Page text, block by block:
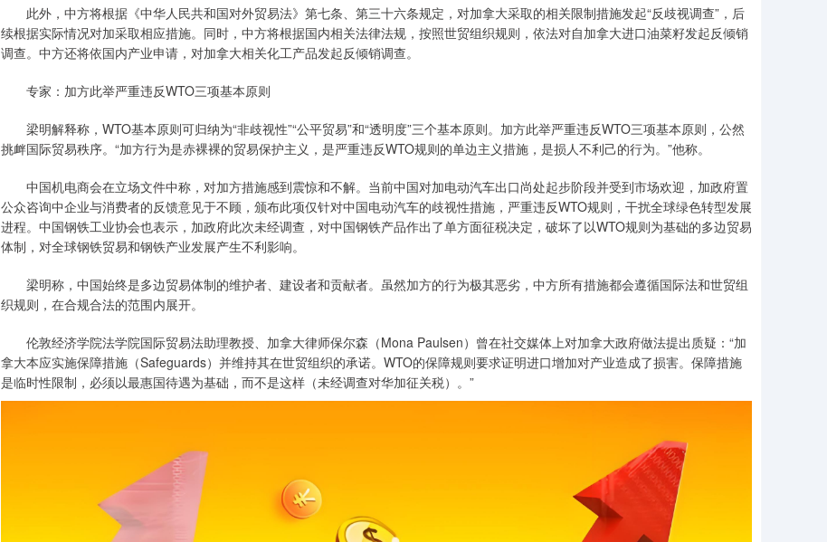
此外，中方将根据《中华人民共和国对外贸易法》第七条、第三十六条规定，对加拿大采取的相关限制措施发起“反歧视调查”，后
续根据实际情况对加采取相应措施。同时，中方将根据国内相关法律法规，按照世贸组织规则，依法对自加拿大进口油菜籽发起反倾销
调查。中方还将依国内产业申请，对加拿大相关化工产品发起反倾销调查。
专家：加方此举严重违反WTO三项基本原则
梁明解释称，WTO基本原则可归纳为“非歧视性”“公平贸易”和“透明度”三个基本原则。加方此举严重违反WTO三项基本原则，公然
挑衅国际贸易秩序。“加方行为是赤裸裸的贸易保护主义，是严重违反WTO规则的单边主义措施，是损人不利己的行为。”他称。
中国机电商会在立场文件中称，对加方措施感到震惊和不解。当前中国对加电动汽车出口尚处起步阶段并受到市场欢迎，加政府置
公众咨询中企业与消费者的反馈意见于不顾，颁布此项仅针对中国电动汽车的歧视性措施，严重违反WTO规则，干扰全球绿色转型发展
进程。中国钢铁工业协会也表示，加政府此次未经调查，对中国钢铁产品作出了单方面征税决定，破坏了以WTO规则为基础的多边贸易
体制，对全球钢铁贸易和钢铁产业发展产生不利影响。
梁明称，中国始终是多边贸易体制的维护者、建设者和贡献者。虽然加方的行为极其恶劣，中方所有措施都会遵循国际法和世贸组
织规则，在合规合法的范围内展开。
伦敦经济学院法学院国际贸易法助理教授、加拿大律师保尔森（Mona Paulsen）曾在社交媒体上对加拿大政府做法提出质疑：“加
拿大本应实施保障措施（Safeguards）并维持其在世贸组织的承诺。WTO的保障规则要求证明进口增加对产业造成了损害。保障措施
是临时性限制，必须以最惠国待遇为基础，而不是这样（未经调查对华加征关税）。”